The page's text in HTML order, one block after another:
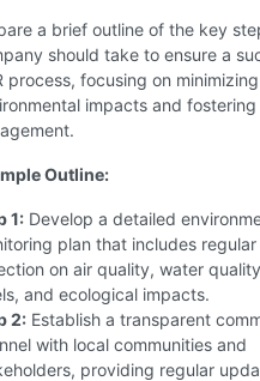
a brief outline of the key
should take to ensure a
process, focusing on
impacts and
Outline:
1: Develop a detailed
plan that includes
on air quality, water
and ecological impacts.
2: Establish a transparent
with local communities and
providing regular